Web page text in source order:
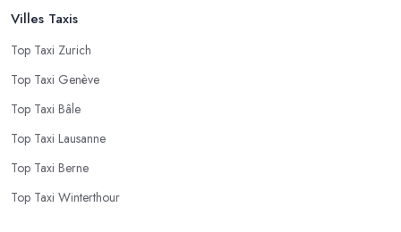
Villes Taxis
Top Taxi Zurich
Top Taxi Genève
Top Taxi Bâle
Top Taxi Lausanne
Top Taxi Berne
Top Taxi Winterthour